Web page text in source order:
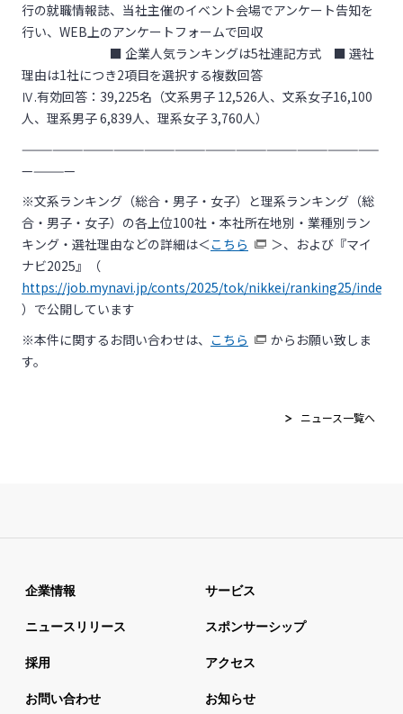
行の就職情報誌、当社主催のイベント会場でアンケート告知を
行い、WEB上のアンケートフォームで回収
■ 企業人気ランキングは5社連記方式 ■ 選社
理由は1社につき2項目を選択する複数回答
Ⅳ.有効回答：39,225名（文系男子 12,526人、文系女子16,100
人、理系男子 6,839人、理系女子 3,760人）
———————————————————————————————————
—————
※文系ランキング（総合・男子・女子）と理系ランキング（総
合・男子・女子）の各上位100社・本社所在地別・業種別ラン
キング・選社理由などの詳細は＜こちら
＞、および『マイ
ナビ2025』（
https://job.mynavi.jp/conts/2025/tok/nikkei/ranking25/
）で公開しています
※本件に関するお問い合わせは、 こちら
からお願い致しま
す。
ニュース一覧へ
企業情報 サービス
ニュースリリース スポンサーシップ
採用 アクセス
お問い合わせ お知らせ